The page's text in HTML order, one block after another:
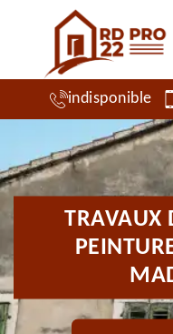
indisponible
TRAVAUX